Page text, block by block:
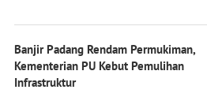
Banjir Padang Rendam Permukiman,
Kementerian PU Kebut Pemulihan
Infrastruktur